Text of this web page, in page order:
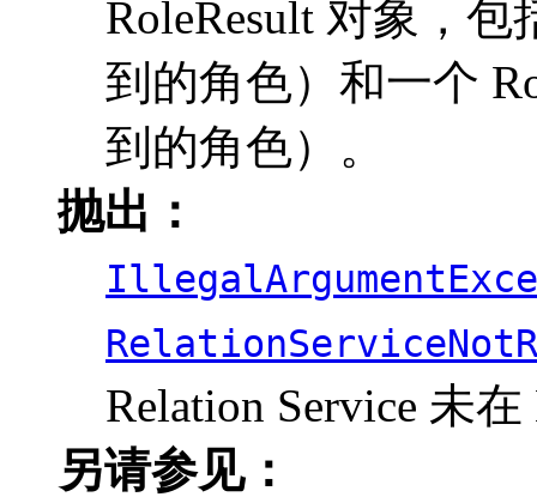
RoleResult 对象，
到的角色）和一个
到的角色）。
抛出：
Relation Service 未
另请参见：